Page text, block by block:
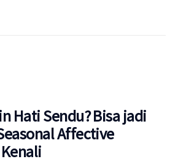
Hati Sendu? Bisa jadi
Affective